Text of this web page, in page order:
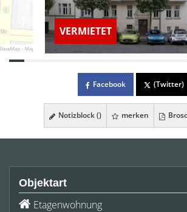
VERMIETET
Facebook (Twitter)
Notizblock () merken
Objektart
Etagenwohnung